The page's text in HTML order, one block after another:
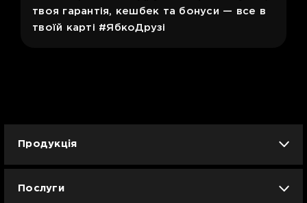
твоя гарантія, кешбек та бонуси — все в
твоїй карті #ЯбкоДрузі
Продукція
Послуги